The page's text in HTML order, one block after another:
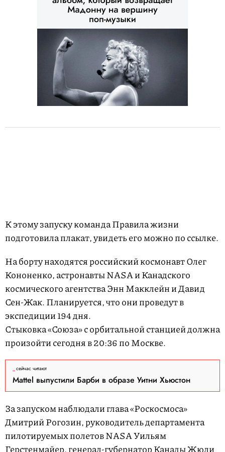
К этому запуску команда Правила жизни
подготовила плакат, увидеть его можно по ссылке.
На борту находятся российский космонавт Олег
Кононенко, астронавты NASA и Канадского
космического агентства Энн Макклейн и Давид
Сен-Жак. Планируется, что они проведут в
экспедиции 194 дня.
Стыковка «Союза» с орбитальной станцией должна
произойти сегодня в 20:36 по Москве.
сейчас читают
Mattel выпустили Барби в образе Уитни Хьюстон
За запуском наблюдали глава «Роскосмоса»
Дмитрий Рогозин, руководитель департамента
пилотируемых полетов NASA Уильям
Герстенмайер, генерал-губернатор Канады Жюли